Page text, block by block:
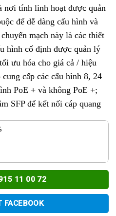
nơi tính linh hoạt được quản
để dễ dàng cấu hình và
mạch này là các thiết
hình cố định được quản lý
ưu hóa cho giá cả / hiệu
cấp các cấu hình 8, 24
PoE + và không PoE +;
SFP để kết nối cáp quang
11 00 72
FACEBOOK